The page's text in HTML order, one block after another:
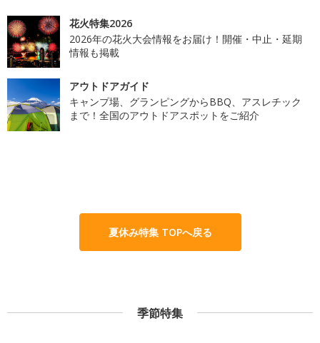
花火特集2026
2026年の花火大会情報をお届け！開催・中止・延期
情報も掲載
アウトドアガイド
キャンプ場、グランピングからBBQ、アスレチック
まで！全国のアウトドアスポットをご紹介
夏休み特集 TOPへ戻る
季節特集